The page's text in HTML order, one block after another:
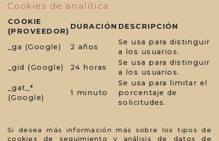
Cookies de analítica
COOKIE
(PROVEEDOR)
DURACIÓN DESCRIPCIÓN
_ga (Google) 2 años
Se usa para distinguir
a los usuarios.
_gid (Google)
24 horas
Se usa para distinguir
a los usuarios.
_gat_*
(Google)
1 minuto
Se usa para limitar el
porcentaje de
solicitudes.
Si desea más información más sobre los tipos de
cookies de seguimiento y análisis de datos de